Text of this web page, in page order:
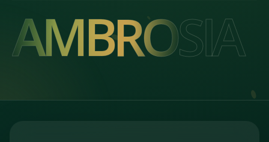
AMBROSIA
AMBROSIA